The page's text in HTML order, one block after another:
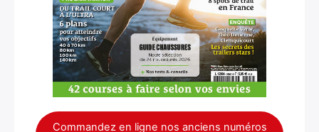
Commandez en ligne nos anciens numéros